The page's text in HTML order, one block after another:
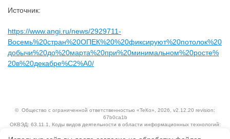
Источник:
https://www.angi.ru/news/2929711-
Восемь%20стран%20ОПЕК%20%20фиксируют%20потолок%20
добычи%20до%20марта%20при%20минимальном%20росте%
20в%20декабре%C2%A0/
© Общество с ограниченной ответственностью «ТеКо», 2026, v2.12.20 revision:
67b0ca1b
ОКВЭД: 63.11.1, Коды видов деятельности в области информационных технологий: